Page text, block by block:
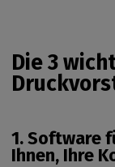
Die 3
1. Software
Ihnen, Ihre